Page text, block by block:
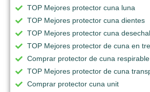
TOP Mejores protector cuna luna
TOP Mejores protector cuna dientes
TOP Mejores protector cuna
TOP Mejores protector de cuna en
Comprar protector de cuna respirable
TOP Mejores protector de cuna
Comprar protector cuna unit